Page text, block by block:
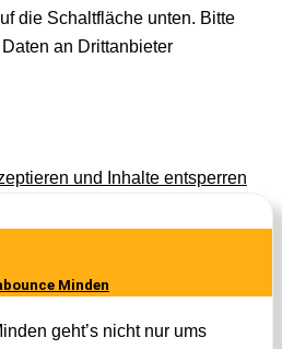
die Schaltfläche unten. Bitte
an Drittanbieter
und Inhalte entsperren
Minden
geht’s nicht nur ums